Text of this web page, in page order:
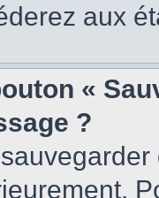
aux
«
?